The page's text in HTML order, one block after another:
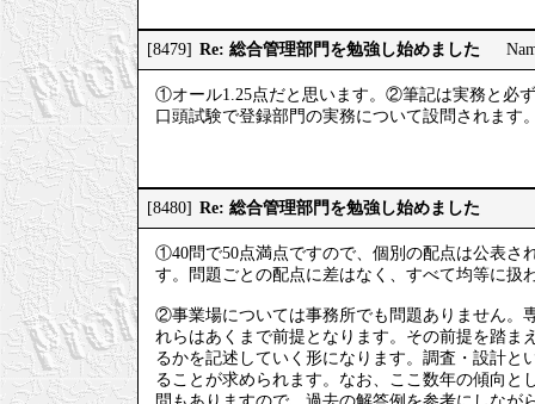
[8479] Re: 総合管理部門を勉強し始めました
①オール1.25点だと思います。②筆記は実務と必
口頭試験で登録部門の実務について設問されます
[8480] Re: 総合管理部門を勉強し始めました
①40問で50点満点ですので、個別の配点は公表さ
す。問題ごとの配点に差はなく、すべて均等に扱
②事業場については事務所でも問題ありません。
れらはあくまで前提となります。その前提を踏ま
るかを記述していく形になります。調査・設計
ることが求められます。なお、ここ数年の傾向